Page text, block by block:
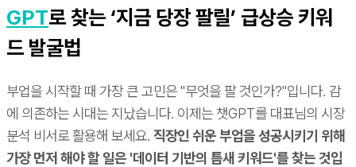
GPT로 찾는 ‘지금 당장 팔릴’ 급상승 키워
드 발굴법
부업을 시작할 때 가장 큰 고민은 "무엇을 팔 것인가?"입니다. 감
에 의존하는 시대는 지났습니다. 이제는 챗GPT를 대표님의 시장
분석 비서로 활용해 보세요. 직장인 쉬운 부업을 성공시키기 위해
가장 먼저 해야 할 일은 '데이터 기반의 틈새 키워드'를 찾는 것입